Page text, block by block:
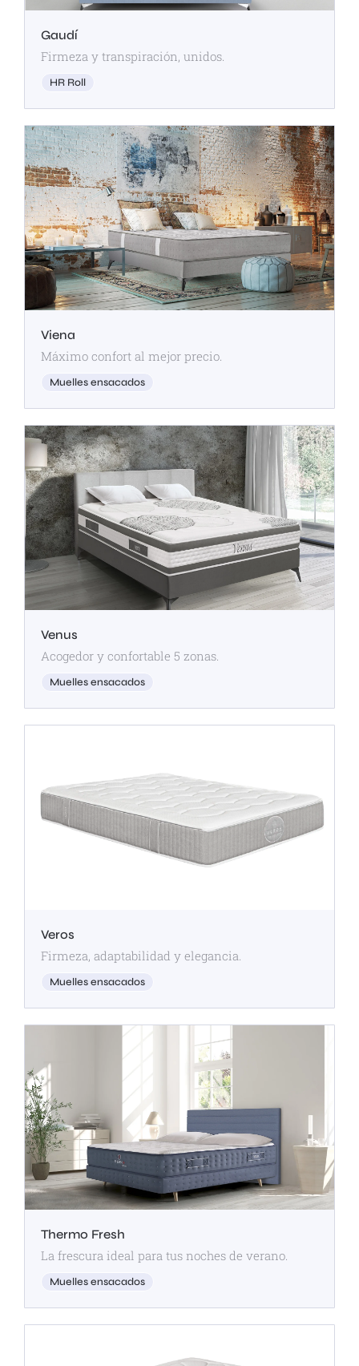
Gaudí
Firmeza y transpiración, unidos.
HR Roll
Viena
Máximo confort al mejor precio.
Muelles ensacados
Venus
Acogedor y confortable 5 zonas.
Muelles ensacados
Veros
Firmeza, adaptabilidad y elegancia.
Muelles ensacados
Thermo Fresh
La frescura ideal para tus noches de verano.
Muelles ensacados